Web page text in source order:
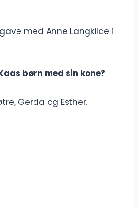
med Anne Langkilde i
børn med sin kone?
Gerda og Esther.